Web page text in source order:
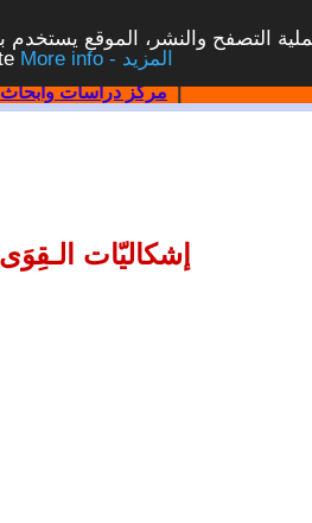
التصفح والنشر، الموقع يستخدم
More info - المزيد
مركز دراسات وابحاث|
إشكاليّات الـقِوَى